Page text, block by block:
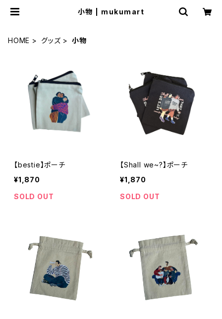
小物 | mukumart
HOME グッズ 小物
【bestie】ポーチ
¥1,870
SOLD OUT
【Shall we~?】ポーチ
¥1,870
SOLD OUT